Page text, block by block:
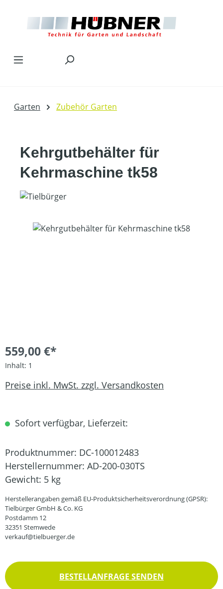
Garten Zubehör Garten
Kehrgutbehälter für
Kehrmaschine tk58
Bildergalerie überspringen
559,00 €*
Inhalt: 1
Preise inkl. MwSt. zzgl. Versandkosten
Sofort verfügbar, Lieferzeit:
Produktnummer: DC-100012483
Herstellernummer: AD-200-030TS
Gewicht: 5 kg
Herstellerangaben gemäß EU-Produktsicherheitsverordnung (GPSR):
Tielbürger GmbH & Co. KG
Postdamm 12
32351 Stemwede
verkauf@tielbuerger.de
BESTELLANFRAGE SENDEN